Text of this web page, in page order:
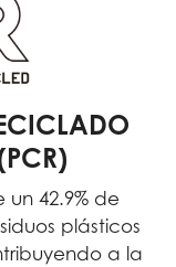
un 42.9% de
plásticos
a la